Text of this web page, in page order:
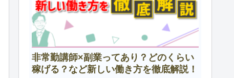
非常勤講師×副業ってあり？どのくらい
稼げる？など新しい働き方を徹底解説！